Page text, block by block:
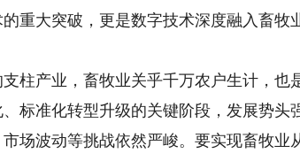
重大突破，更是数字技术深度融入畜牧
产业，畜牧业关乎千万农户生计，也
标准化转型升级的关键阶段，发展势头
场波动等挑战依然严峻。要实现畜牧业